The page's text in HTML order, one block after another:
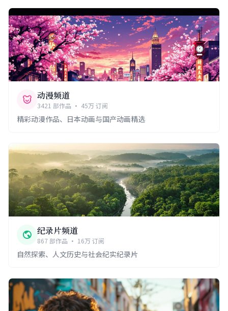
动漫频道
3421 部作品 · 45万 订阅
精彩动漫作品、日本动画与国产动画精选
纪录片频道
867 部作品 · 16万 订阅
自然探索、人文历史与社会纪实纪录片